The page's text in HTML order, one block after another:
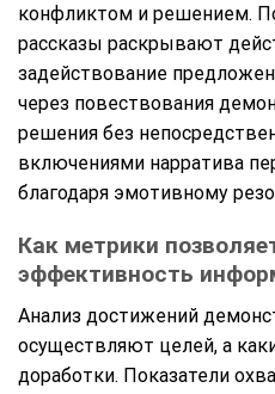
конфликтом и решением.
рассказы раскрывают
задействование
через повествования
решения без
включениями нарратива
благодаря эмотивному
Как метрики
эффективность
Анализ достижений
осуществляют целей, а
доработки. Показатели